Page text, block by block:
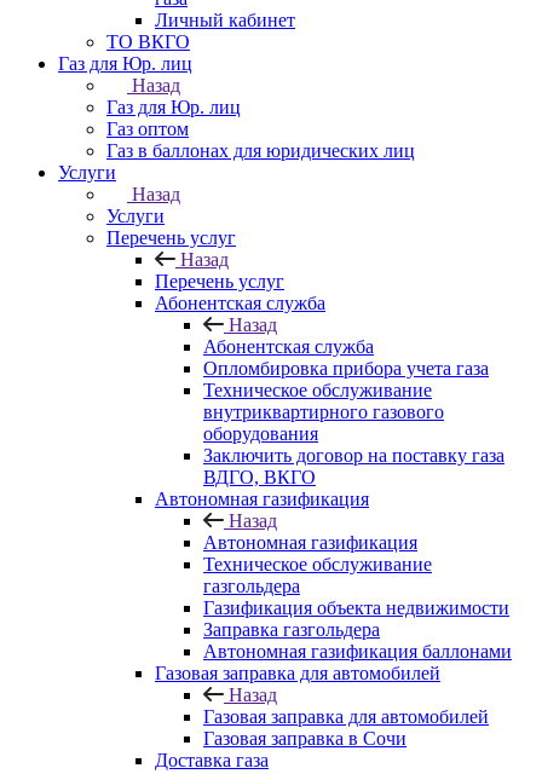
Личный кабинет
ТО ВКГО
Газ для Юр. лиц
Назад
Газ для Юр. лиц
Газ оптом
Газ в баллонах для юридических лиц
Услуги
Назад
Услуги
Перечень услуг
Назад
Перечень услуг
Абонентская служба
Назад
Абонентская служба
Опломбировка прибора учета газа
Техническое обслуживание
внутриквартирного газового
оборудования
Заключить договор на поставку газа
ВДГО, ВКГО
Автономная газификация
Назад
Автономная газификация
Техническое обслуживание
газгольдера
Газификация объекта недвижимости
Заправка газгольдера
Автономная газификация баллонами
Газовая заправка для автомобилей
Назад
Газовая заправка для автомобилей
Газовая заправка в Сочи
Доставка газа